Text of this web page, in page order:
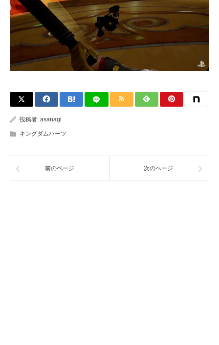
投稿者: asanagi
キングダムハーツ
前のページ 次のページ